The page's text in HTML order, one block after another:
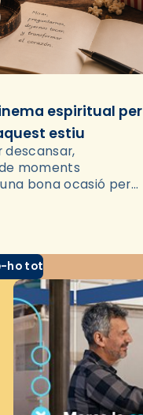
espiritual per
estiu
descansar,
moments
bona ocasió per
sobre les…
ho tot